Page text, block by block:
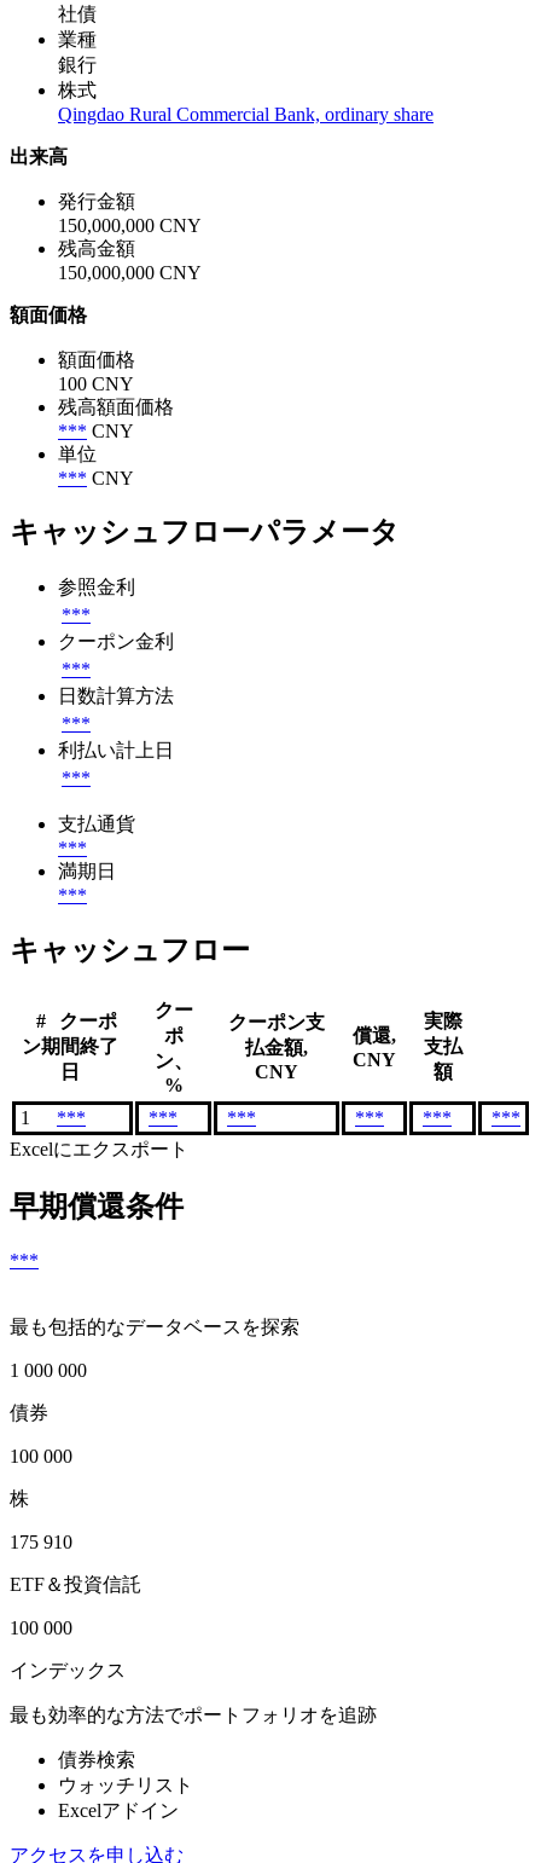
社債
業種
銀行
株式
Qingdao Rural Commercial Bank, ordinary share
出来高
発行金額
150,000,000 CNY
残高金額
150,000,000 CNY
額面価格
額面価格
100 CNY
残高額面価格
*** CNY
単位
*** CNY
キャッシュフローパラメータ
参照金利
***
クーポン金利
***
日数計算方法
***
利払い計上日
***
支払通貨
***
満期日
***
キャッシュフロー
#
クーポ
ン期間終了
日
クー
ポ
ン、
%
クーポン支
払金額,
CNY
償還,
CNY
実際
支払
額
1 *** *** *** *** ***
***
Excelにエクスポート
早期償還条件
***
最も包括的なデータベースを探索
1 000 000
債券
100 000
株
175 910
ETF＆投資信託
100 000
インデックス
最も効率的な方法でポートフォリオを追跡
債券検索
ウォッチリスト
Excelアドイン
アクセスを申し込む